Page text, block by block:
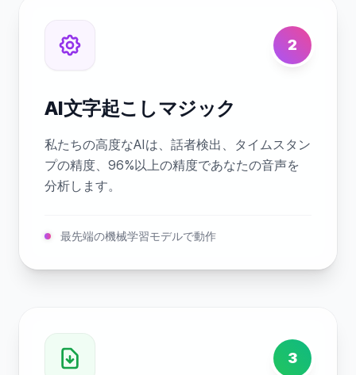
2
AI文字起こしマジック
私たちの高度なAIは、話者検出、タイムスタン
プの精度、96%以上の精度であなたの音声を
分析します。
最先端の機械学習モデルで動作
3